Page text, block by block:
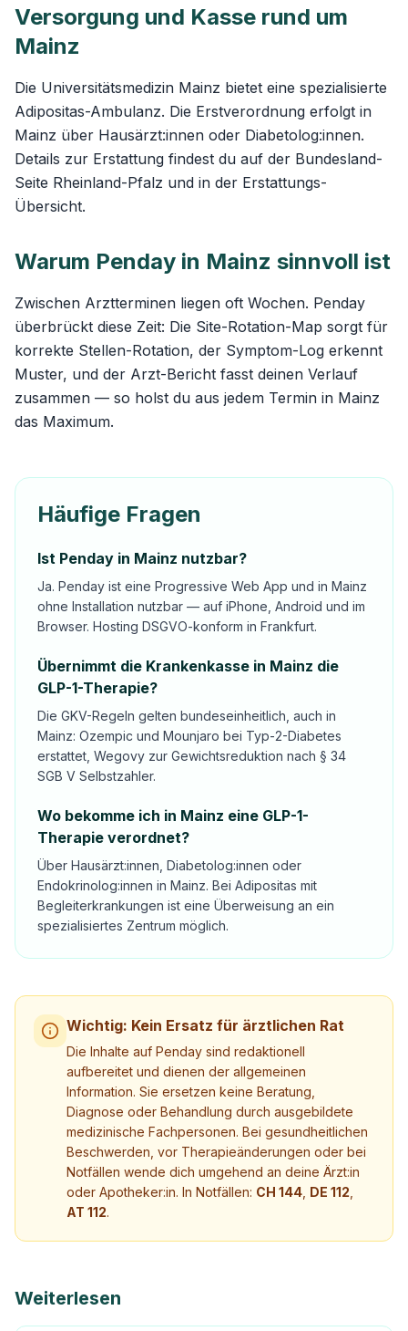
Versorgung und Kasse rund um
Mainz
Die Universitätsmedizin Mainz bietet eine spezialisierte
Adipositas-Ambulanz. Die Erstverordnung erfolgt in
Mainz über Hausärzt:innen oder Diabetolog:innen.
Details zur Erstattung findest du auf der Bundesland-
Seite Rheinland-Pfalz und in der Erstattungs-
Übersicht.
Warum Penday in Mainz sinnvoll ist
Zwischen Arztterminen liegen oft Wochen. Penday
überbrückt diese Zeit: Die Site-Rotation-Map sorgt für
korrekte Stellen-Rotation, der Symptom-Log erkennt
Muster, und der Arzt-Bericht fasst deinen Verlauf
zusammen — so holst du aus jedem Termin in Mainz
das Maximum.
Häufige Fragen
Ist Penday in Mainz nutzbar?
Ja. Penday ist eine Progressive Web App und in Mainz
ohne Installation nutzbar — auf iPhone, Android und im
Browser. Hosting DSGVO-konform in Frankfurt.
Übernimmt die Krankenkasse in Mainz die
GLP-1-Therapie?
Die GKV-Regeln gelten bundeseinheitlich, auch in
Mainz: Ozempic und Mounjaro bei Typ-2-Diabetes
erstattet, Wegovy zur Gewichtsreduktion nach § 34
SGB V Selbstzahler.
Wo bekomme ich in Mainz eine GLP-1-
Therapie verordnet?
Über Hausärzt:innen, Diabetolog:innen oder
Endokrinolog:innen in Mainz. Bei Adipositas mit
Begleiterkrankungen ist eine Überweisung an ein
spezialisiertes Zentrum möglich.
Wichtig: Kein Ersatz für ärztlichen Rat
Die Inhalte auf Penday sind redaktionell
aufbereitet und dienen der allgemeinen
Information. Sie ersetzen keine Beratung,
Diagnose oder Behandlung durch ausgebildete
medizinische Fachpersonen. Bei gesundheitlichen
Beschwerden, vor Therapieänderungen oder bei
Notfällen wende dich umgehend an deine Ärzt:in
oder Apotheker:in. In Notfällen: CH 144 DE 112
AT 112.
Weiterlesen